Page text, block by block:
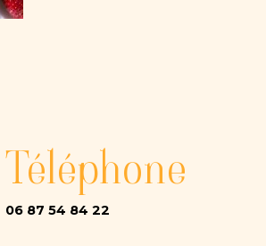
Téléphone
06 87 54 84 22